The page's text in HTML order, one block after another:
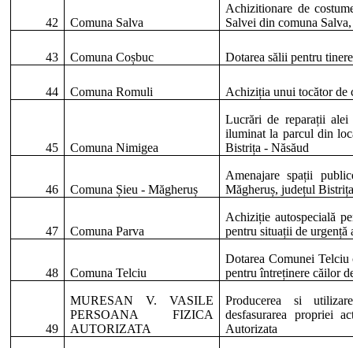
42 Comuna Salva
Achizitionare de
Salvei din comuna
43 Comuna Coșbuc Dotarea sălii pentru
44 Comuna Romuli Achiziția unui tocător de
45 Comuna Nimigea
Lucrări de reparații alei
iluminat la parcul din
Bistrița - Năsăud
46 Comuna Șieu - Măgheruș
Amenajare spații
Măgheruș, județul
47 Comuna Parva
Achiziție autospecială
pentru situații de
48 Comuna Telciu
Dotarea Comunei
pentru întreținere căilor
49
MURESAN V. VASILE
PERSOANA FIZICA
AUTORIZATA
Producerea si
desfasurarea propriei
Autorizata